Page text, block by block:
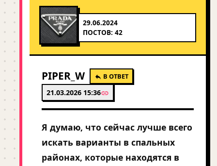
29.06.2024
ПОСТОВ: 42
PIPER_W В ОТВЕТ
21.03.2026 15:36
Я думаю, что сейчас лучше всего
искать варианты в спальных
районах, которые находятся в